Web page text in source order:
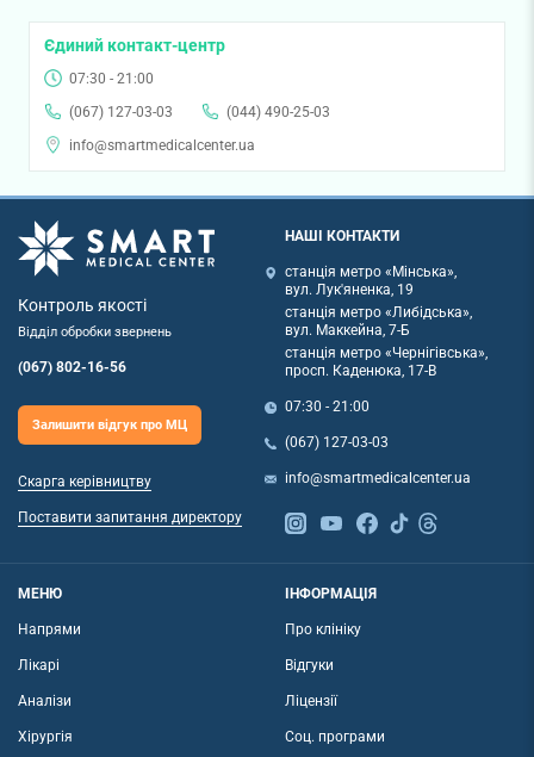
Єдиний контакт-центр
07:30 - 21:00
(067) 127-03-03
(044) 490-25-03
info@smartmedicalcenter.ua
Контроль якості
Відділ обробки звернень
(067) 802-16-56
Залишити відгук про МЦ
Скарга керівництву
Поставити запитання директору
НАШІ КОНТАКТИ
станція метро «Мінська»,
вул. Лук'яненка, 19
станція метро «Либідська»,
вул. Маккейна, 7-Б
станція метро «Чернігівська»,
просп. Каденюка, 17-В
07:30 - 21:00
(067) 127-03-03
info@smartmedicalcenter.ua
МЕНЮ
Напрями
Лікарі
Аналізи
Хірургія
ІНФОРМАЦІЯ
Про клініку
Відгуки
Ліцензії
Соц. програми